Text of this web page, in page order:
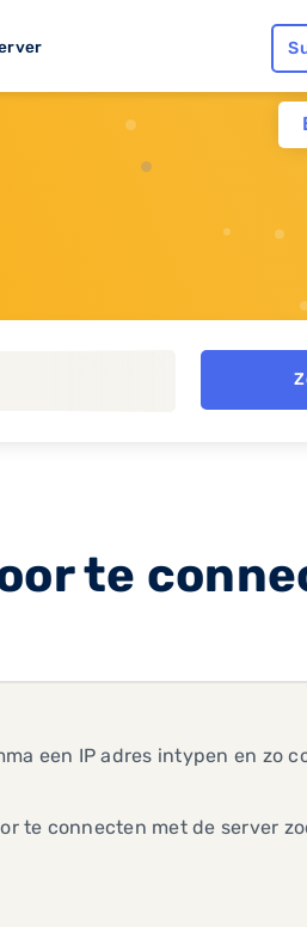
te
een IP adres intypen en zo
te connecten met de server